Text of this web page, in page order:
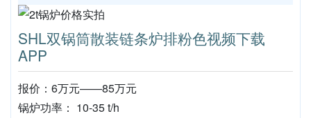
SHL双锅筒散装链条炉排粉色视频下载
APP
报价：6万元——85万元
锅炉功率： 10-35 t/h